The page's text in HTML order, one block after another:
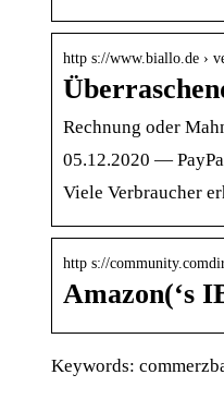
http s://www.biallo.de ›
Rechnung oder
05.12.2020 —
Viele Verbraucher
http s://
Amazon(‘s
Keywords: